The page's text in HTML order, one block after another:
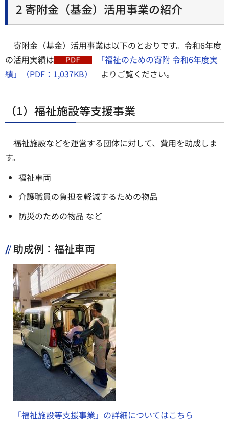
2 寄附金（基金）活用事業の紹介
寄附金（基金）活用事業は以下のとおりです。令和6年度
の活用実績は
「福祉のための寄附 令和6年度実
績」（PDF：1,037KB）
よりご覧ください。
（1）福祉施設等支援事業
福祉施設などを運営する団体に対して、費用を助成しま
す。
福祉車両
介護職員の負担を軽減するための物品
防災のための物品 など
助成例：福祉車両
「福祉施設等支援事業」の詳細についてはこちら